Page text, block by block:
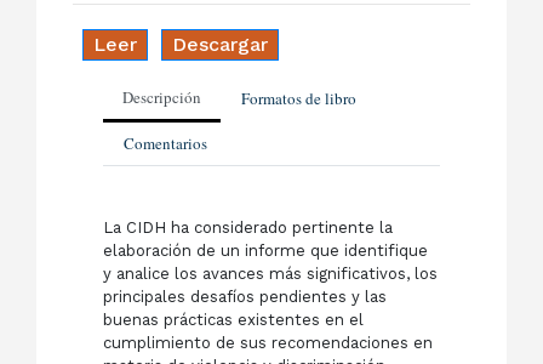
Leer Descargar
Descripción Formatos de libro
Comentarios
La CIDH ha considerado pertinente la
elaboración de un informe que identifique
y analice los avances más significativos, los
principales desafíos pendientes y las
buenas prácticas existentes en el
cumplimiento de sus recomendaciones en